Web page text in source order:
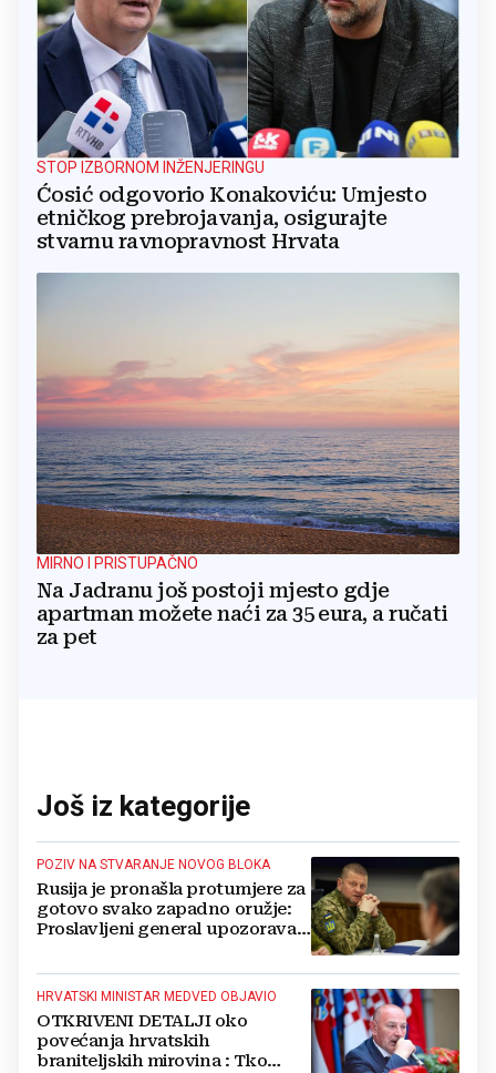
STOP IZBORNOM INŽENJERINGU
Ćosić odgovorio Konakoviću: Umjesto
etničkog prebrojavanja, osigurajte
stvarnu ravnopravnost Hrvata
MIRNO I PRISTUPAČNO
Na Jadranu još postoji mjesto gdje
apartman možete naći za 35 eura, a ručati
za pet
Još iz kategorije
POZIV NA STVARANJE NOVOG BLOKA
Rusija je pronašla protumjere za
gotovo svako zapadno oružje:
Proslavljeni general upozorava
HRVATSKI MINISTAR MEDVED OBJAVIO
OTKRIVENI DETALJI oko
povećanja hrvatskih
braniteljskih mirovina : Tko